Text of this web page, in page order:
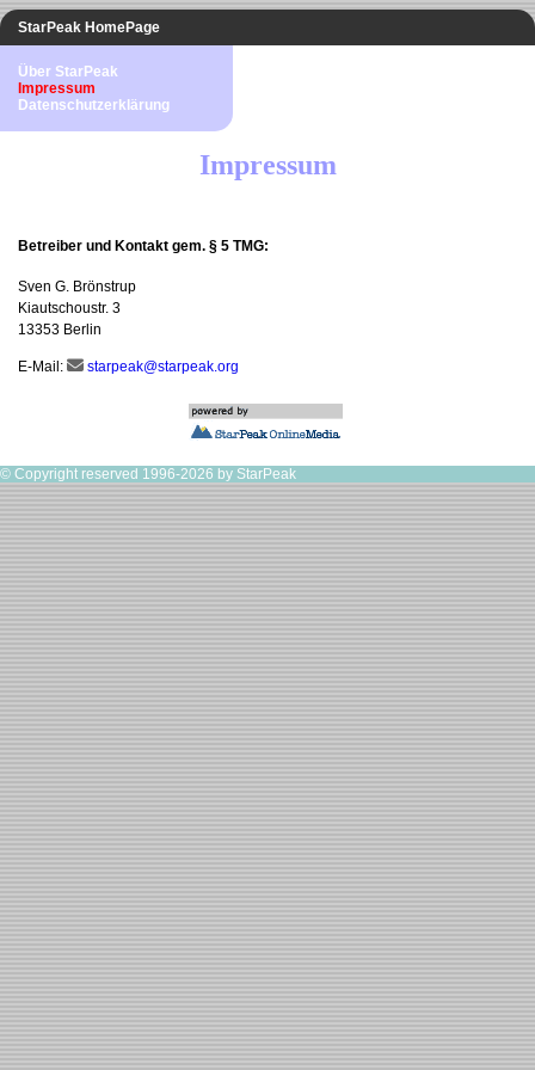
StarPeak HomePage
Über StarPeak
Impressum
Datenschutzerklärung
Impressum
Betreiber und Kontakt gem. § 5 TMG:
Sven G. Brönstrup
Kiautschoustr. 3
13353 Berlin
E-Mail: starpeak@starpeak.org
© Copyright reserved 1996-2026 by StarPeak